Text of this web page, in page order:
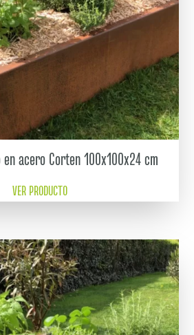
en acero Corten 100x100x24 cm
VER PRODUCTO